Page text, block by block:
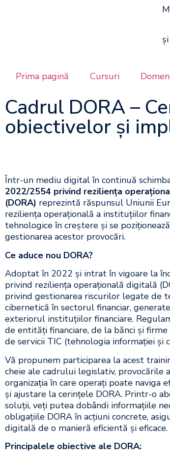
și
Prima pagină Cursuri
Cadrul DORA –
obiectivelor și
Într-un mediu digital în continuă
2022/2554 privind reziliența
(DORA) reprezintă răspunsul Uniunii
reziliența operațională a instituțiilor
tehnologice în creștere și se
gestionarea acestor provocări.
Ce aduce nou DORA?
Adoptat în 2022 și intrat în vigoare la
privind reziliența operațională digitală
privind gestionarea riscurilor legate de
cibernetică în sectorul financiar,
exteriorul instituțiilor financiare.
de entități financiare, de la bănci și
de servicii TIC (tehnologia informației și
Vă propunem participarea la acest
cheie ale cadrului legislativ, provocările
organizația în care operați poate naviga
și ajustare la cerințele DORA. Printr-o
soluții, veți putea dobândi informațiile
obligațiile DORA în acțiuni concrete,
digitală de o manieră eficientă și eficace.
Principalele obiective ale DORA: